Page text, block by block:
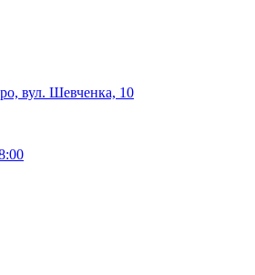
вул. Шевченка, 10